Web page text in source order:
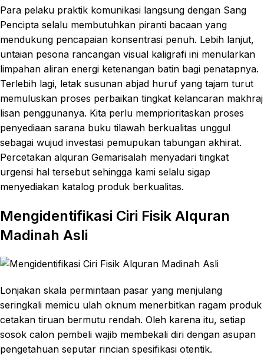
Para pelaku praktik komunikasi langsung dengan Sang
Pencipta selalu membutuhkan piranti bacaan yang
mendukung pencapaian konsentrasi penuh. Lebih lanjut,
untaian pesona rancangan visual kaligrafi ini menularkan
limpahan aliran energi ketenangan batin bagi penatapnya.
Terlebih lagi, letak susunan abjad huruf yang tajam turut
memuluskan proses perbaikan tingkat kelancaran makhraj
lisan penggunanya. Kita perlu memprioritaskan proses
penyediaan sarana buku tilawah berkualitas unggul
sebagai wujud investasi pemupukan tabungan akhirat.
Percetakan alquran Gemarisalah menyadari tingkat
urgensi hal tersebut sehingga kami selalu sigap
menyediakan katalog produk berkualitas.
Mengidentifikasi Ciri Fisik Alquran
Madinah Asli
Lonjakan skala permintaan pasar yang menjulang
seringkali memicu ulah oknum menerbitkan ragam produk
cetakan tiruan bermutu rendah. Oleh karena itu, setiap
sosok calon pembeli wajib membekali diri dengan asupan
pengetahuan seputar rincian spesifikasi otentik.